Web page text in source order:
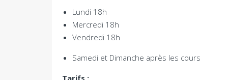
Lundi 18h
Mercredi 18h
Vendredi 18h
Samedi et Dimanche après les cours
Tarifs :